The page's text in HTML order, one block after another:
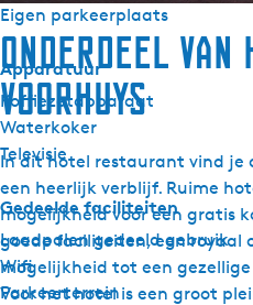
Eigen parkeerplaats
Apparatuur
Koffiezetapparaat
Waterkoker
Televisie
Gedeelde faciliteiten
Laadpalen gedeeld gebruik
Wifi
Parkeerterrein
Onderdeel
Voorhuys
In dit hotel restaurant vind je
een heerlijk verblijf. Ruime
mogelijkheid voor een gratis
goede faciliteiten, een
mogelijkheid tot een
Voor het hotel is een groot